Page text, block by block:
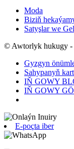
Moda
Biziň
Satyşlar we
© Awtorlyk hukugy -
Gyzgyn
Sahypanyň
IŇ GOWY
IŇ GOWY
E-poçta iber